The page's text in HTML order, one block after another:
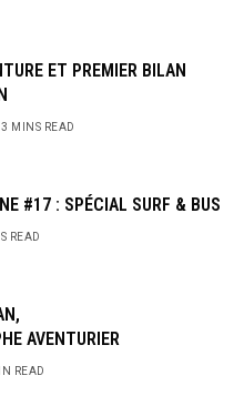
ET PREMIER BILAN
3 MINS READ
#17 : SPÉCIAL SURF & BUS
READ
AVENTURIER
READ